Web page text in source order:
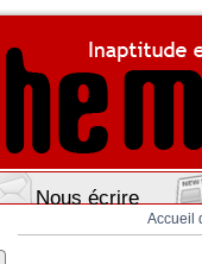
Nous écrire
Accueil